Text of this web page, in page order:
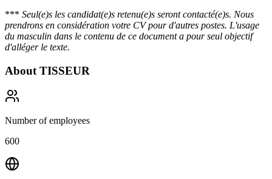
*** Seul(e)s les candidat(e)s retenu(e)s seront contacté(e)s. Nous
prendrons en considération votre CV pour d'autres postes. L'usage
du masculin dans le contenu de ce document a pour seul objectif
d'alléger le texte.
About TISSEUR
Number of employees
600